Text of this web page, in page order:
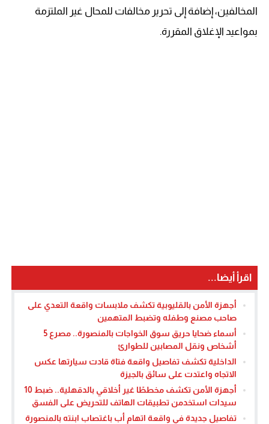
المخالفين، إضافة إلى تحرير مخالفات للمحال غير الملتزمة
بمواعيد الإغلاق المقررة.
اقرأ أيضا...
أجهزة الأمن بالقليوبية تكشف ملابسات واقعة التعدي على
صاحب مصنع وطفله وتضبط المتهمين
أسماء ضحايا حريق سوق الخواجات بالمنصورة.. مصرع 5
أشخاص ونقل المصابين للطوارئ
الداخلية تكشف تفاصيل واقعة فتاة قادت سيارتها عكس
الاتجاه واعتدت على سائق بالجيزة
أجهزة الأمن تكشف مخططًا غير أخلاقي بالدقهلية.. ضبط 10
سيدات استخدمن تطبيقات الهاتف للتحريض على الفسق
تفاصيل جديدة في واقعة اتهام أب باغتصاب ابنته بالمنصورة